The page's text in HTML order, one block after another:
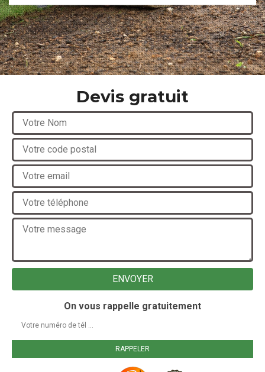
Devis gratuit
On vous rappelle gratuitement